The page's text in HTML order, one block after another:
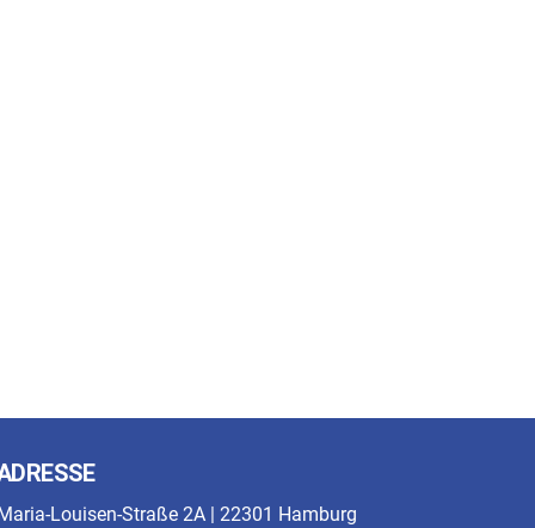
Louisen-Straße 2A | 22301 Hamburg